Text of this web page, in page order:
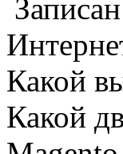
Записан
Какой
Какой